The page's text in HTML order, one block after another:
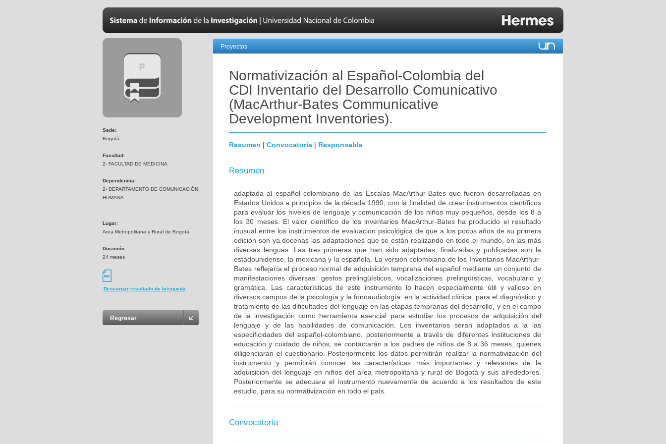
Sede:
Bogotá
Facultad:
2- FACULTAD DE MEDICINA
Dependencia:
2- DEPARTAMENTO DE COMUNICACIÓN
HUMANA
Lugar:
Area Metropolitana y Rural de Bogotá
Duración:
24 meses
Descargar resultado de búsqueda
Regresar
Proyectos
Normativización al Español-Colombia del
CDI Inventario del Desarrollo Comunicativo
(MacArthur-Bates Communicative
Development Inventories).
Resumen | Convocatoria | Responsable
Resumen
adaptada al español colombiano de las Escalas MacArthur-Bates que fueron desarrolladas en
Estados Unidos a principios de la década 1990, con la finalidad de crear instrumentos científicos
para evaluar los niveles de lenguaje y comunicación de los niños muy pequeños, desde los 8 a
los 30 meses. El valor científico de los inventarios MacArthur-Bates ha producido el resultado
inusual entre los instrumentos de evaluación psicológica de que a los pocos años de su primera
edición son ya docenas las adaptaciones que se están realizando en todo el mundo, en las más
diversas lenguas. Las tres primeras que han sido adaptadas, finalizadas y publicadas son la
estadounidense, la mexicana y la española. La versión colombiana de los Inventarios MacArthur-
Bates reflejaría el proceso normal de adquisición temprana del español mediante un conjunto de
manifestaciones diversas: gestos prelingüísticos, vocalizaciones prelingüísticas, vocabulario y
gramática. Las características de este instrumento lo hacen especialmente útil y valioso en
diversos campos de la psicología y la fonoaudiología: en la actividad clínica, para el diagnóstico y
tratamiento de las dificultades del lenguaje en las etapas tempranas del desarrollo, y en el campo
de la investigación como herramienta esencial para estudiar los procesos de adquisición del
lenguaje y de las habilidades de comunicación. Los inventarios serán adaptados a la las
especificidades del español-colombiano, posteriormente a través de diferentes instituciones de
educación y cuidado de niños, se contactarán a los padres de niños de 8 a 36 meses, quienes
diligenciaran el cuestionario. Posteriormente los datos permitirán realizar la normativización del
instrumento y permitirán conocer las características más importantes y relevantes de la
adquisición del lenguaje en niños del área metropolitana y rural de Bogotá y sus alrededores.
Posteriormente se adecuara el instrumento nuevamente de acuerdo a los resultados de este
estudio, para su normativización en todo el país.
Convocatoria